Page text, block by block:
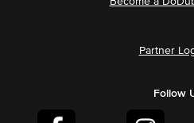
Partner
Follow